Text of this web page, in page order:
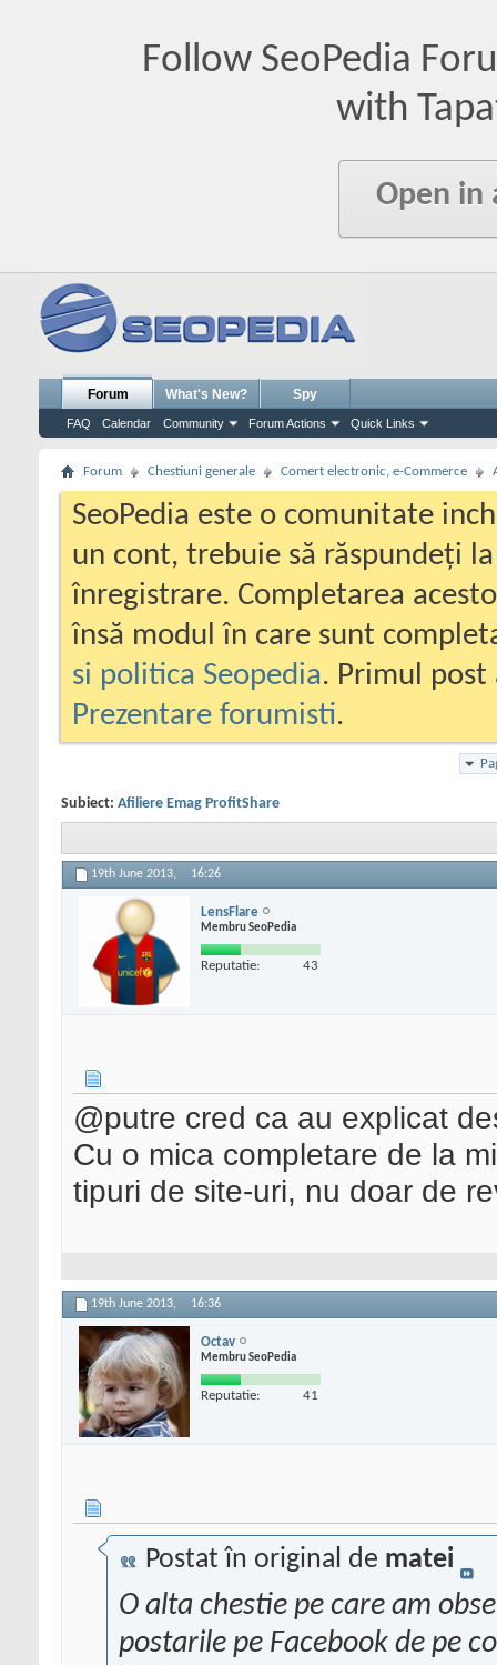
Follow SeoPedia
with
Open in
Forum
FAQ Calendar Community Forum Actions Quick Links
What's New? Spy
Forum Chestiuni generale Comert electronic, e-Commerce
SeoPedia este o comunitate
un cont, trebuie să răspundeți
înregistrare. Completarea
însă modul în care sunt
si politica Seopedia. Primul
Prezentare forumisti.
Subiect: Afiliere Emag ProfitShare
19th June 2013, 16:26
LensFlare
Membru SeoPedia
Reputatie: 43
@putre cred ca au explicat
Cu o mica completare de la
tipuri de site-uri, nu doar de
19th June 2013, 16:36
Octav
Membru SeoPedia
Reputatie: 41
Postat în original de matei
O alta chestie pe care am
postarile pe Facebook de pe